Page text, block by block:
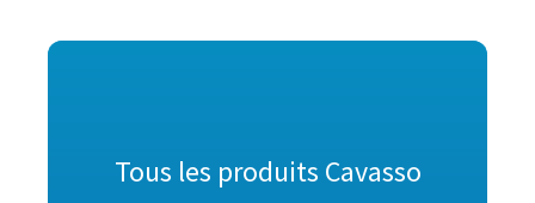
Tous les produits Cavasso